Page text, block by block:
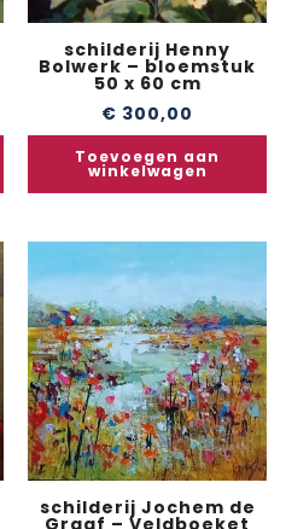
schilderij Henny
Bolwerk – bloemstuk
50 x 60 cm
€ 300,00
Toevoegen aan
winkelwagen
schilderij Jochem de
Graaf – Veldboeket